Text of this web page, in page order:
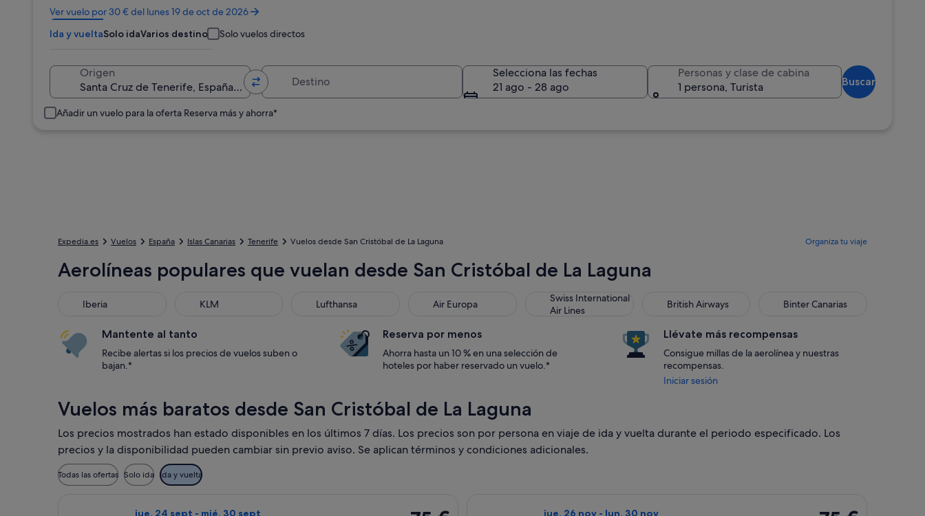
Ver vuelo por 30 € del lunes 19 de oct de 2026
Se
abre
en
nueva
Ida y vueltaSolo idaVarios destinos Solo vuelos directos
Origen
Selecciona las fechas
21 ago - 28 ago
Personas y clase de cabina
1 persona, Turista
Buscar
Añadir un vuelo para la oferta Reserva más y ahorra*
Expedia.es Vuelos España Islas Canarias Tenerife Vuelos desde San Cristóbal de La Laguna Organiza tu viaje
Aerolíneas populares que vuelan desde San Cristóbal de La Laguna
Iberia KLM Lufthansa Air Europa
Swiss International
Air Lines
British Airways Binter Canarias
Mantente al tanto
Recibe alertas si los precios de vuelos suben o
bajan.*
Reserva por menos
Ahorra hasta un 10 % en una selección de
hoteles por haber reservado un vuelo.*
Llévate más recompensas
Consigue millas de la aerolínea y nuestras
recompensas.
Iniciar sesión
Vuelos más baratos desde San Cristóbal de La Laguna
Los precios mostrados han estado disponibles en los últimos 7 días. Los precios son por persona en viaje de ida y vuelta durante el periodo especificado. Los
precios y la disponibilidad pueden cambiar sin previo aviso. Se aplican términos y condiciones adicionales.
Todas las ofertas Solo ida Ida y vuelta
jue, 24 sept - mié, 30 sept jue, 26 nov - lun, 30 nov